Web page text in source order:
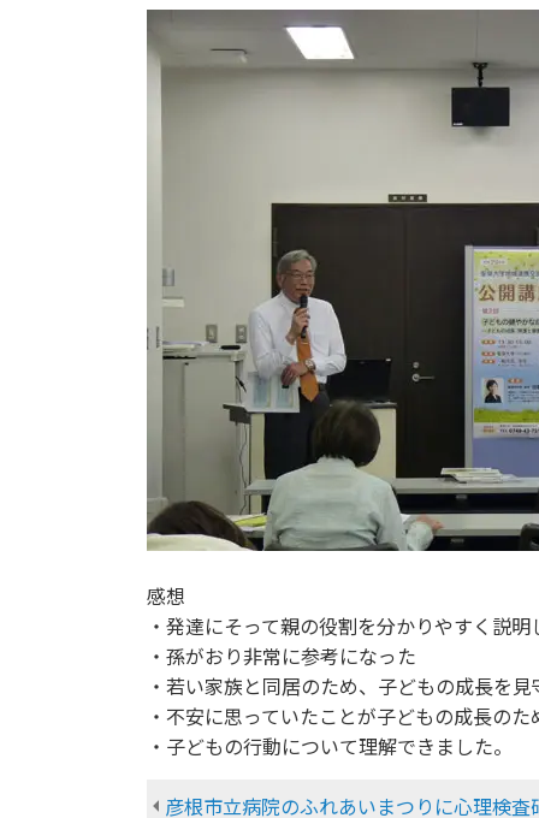
感想
・発達にそって親の役割を分かりやすく説
・孫がおり非常に参考になった
・若い家族と同居のため、子どもの成長を
・不安に思っていたことが子どもの成長の
・子どもの行動について理解できました。
彦根市立病院のふれあいまつりに心理検